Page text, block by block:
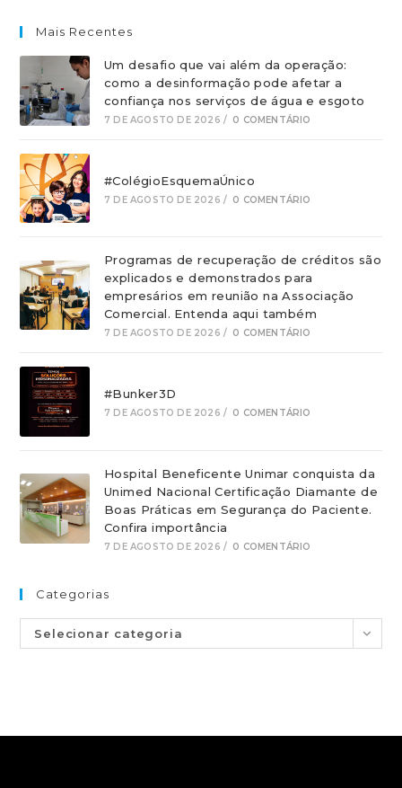
Mais Recentes
Um desafio que vai além da operação:
como a desinformação pode afetar a
confiança nos serviços de água e esgoto
7 DE AGOSTO DE 2026 / 0 COMENTÁRIO
#ColégioEsquemaÚnico
7 DE AGOSTO DE 2026 / 0 COMENTÁRIO
Programas de recuperação de créditos são
explicados e demonstrados para
empresários em reunião na Associação
Comercial. Entenda aqui também
7 DE AGOSTO DE 2026 / 0 COMENTÁRIO
#Bunker3D
7 DE AGOSTO DE 2026 / 0 COMENTÁRIO
Hospital Beneficente Unimar conquista da
Unimed Nacional Certificação Diamante de
Boas Práticas em Segurança do Paciente.
Confira importância
7 DE AGOSTO DE 2026 / 0 COMENTÁRIO
Categorias
Selecionar categoria